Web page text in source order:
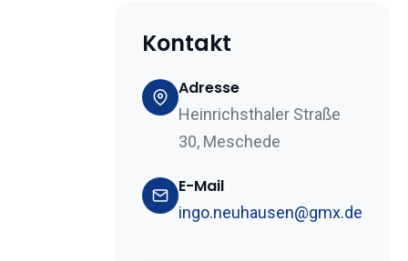
Kontakt
Adresse
Heinrichsthaler Straße
30, Meschede
E-Mail
ingo.neuhausen@gmx.de